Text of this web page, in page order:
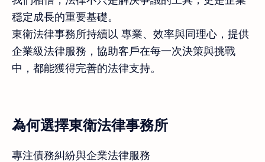
穩定成長的重要基礎。
東衛法律事務所持續以 專業、效率與同理心，提供
企業級法律服務，協助客戶在每一次決策與挑戰
中，都能獲得完善的法律支持。
為何選擇東衛法律事務所
專注債務糾紛與企業法律服務